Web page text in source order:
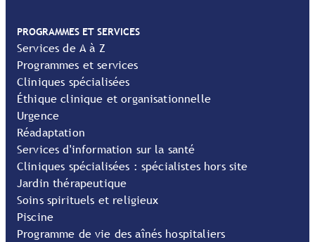
PROGRAMMES ET SERVICES
Services de A à Z
Programmes et services
Cliniques spécialisées
Éthique clinique et organisationnelle
Urgence
Réadaptation
Services d'information sur la santé
Cliniques spécialisées : spécialistes hors site
Jardin thérapeutique
Soins spirituels et religieux
Piscine
Programme de vie des aînés hospitaliers